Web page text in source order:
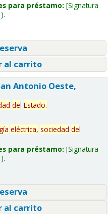
para préstamo: Signatura
al carrito
Antonio Oeste,
del Estado.
eléctrica, sociedad del
para préstamo: Signatura
al carrito